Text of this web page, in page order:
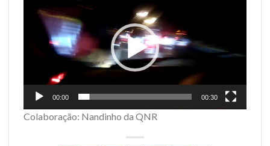
vídeo
00:00 00:30
Colaboração: Nandinho da QNR